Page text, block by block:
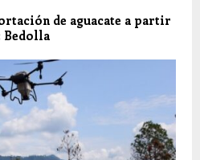
de aguacate a partir
Bedolla